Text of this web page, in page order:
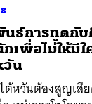
ธ์การทูตกับ
เพื่อไม่ให้มีใ
วัน
ต้หวันต้องสูญเสี